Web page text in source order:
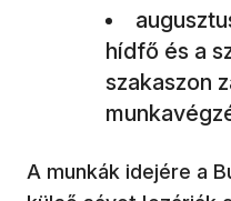
hídfő és a
szakaszon
A munkák idejére a